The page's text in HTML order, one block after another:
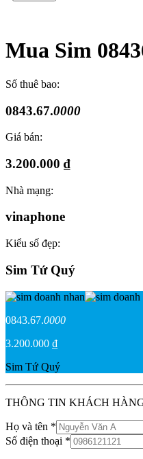
Mua Sim
Số thuê bao:
0843.67.0000
Giá bán:
3.200.000 ₫
Nhà mạng:
vinaphone
Kiểu số đẹp:
Sim Tứ Quý
0843.67.0000
3.200.000 ₫
Sim Tứ Quý
THÔNG TIN KHÁCH
Họ và tên *
Số điện thoại *